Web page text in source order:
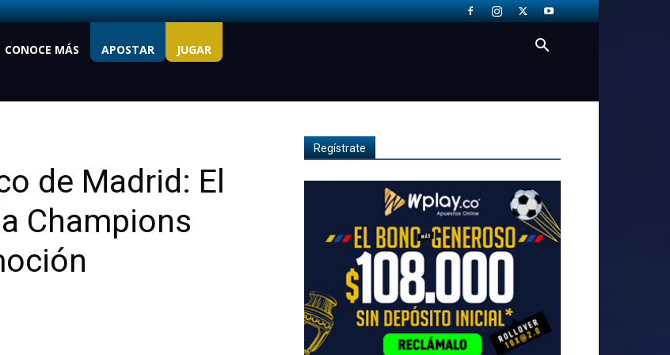
CONOCE MÁS APOSTAR JUGAR
de Madrid: El
Champions
Regístrate